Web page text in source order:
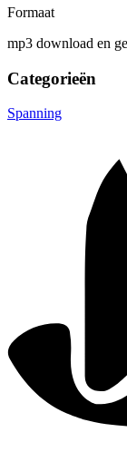
Formaat
mp3 download en
Categorieën
Spanning